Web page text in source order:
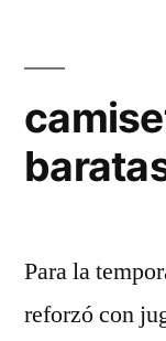
Para la
reforzó con